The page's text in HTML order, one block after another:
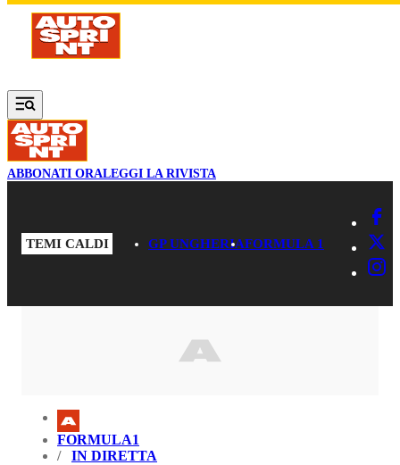
Vai al contenuto principale
ABBONATI ORALEGGI LA RIVISTA
TEMI CALDI GP UNGHERIAFORMULA 1
FORMULA1
IN DIRETTA